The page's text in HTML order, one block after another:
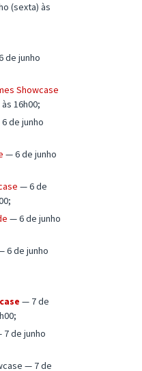
(sexta) às
de junho
Showcase
16h00;
de junho
— 6 de junho
— 6 de
— 6 de junho
6 de junho
— 7 de
7 de junho
— 7 de